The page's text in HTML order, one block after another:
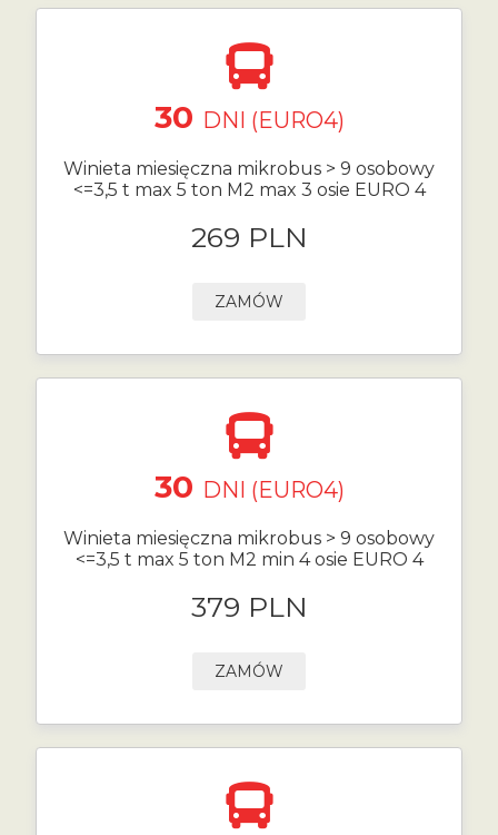
30 DNI (EURO4)
Winieta miesięczna mikrobus > 9 osobowy
<=3,5 t max 5 ton M2 max 3 osie EURO 4
269 PLN
ZAMÓW
30 DNI (EURO4)
Winieta miesięczna mikrobus > 9 osobowy
<=3,5 t max 5 ton M2 min 4 osie EURO 4
379 PLN
ZAMÓW